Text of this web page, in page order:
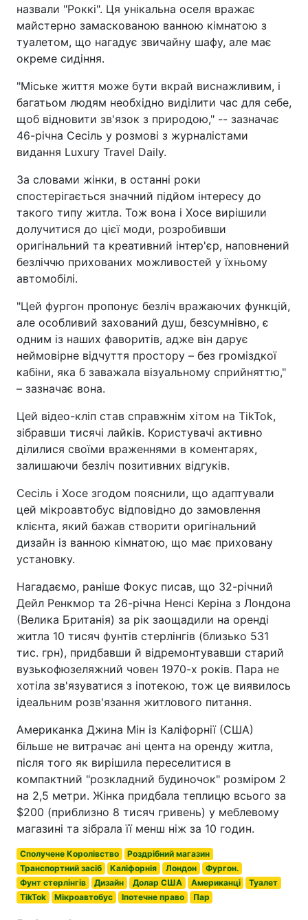
назвали "Роккі". Ця унікальна оселя вражає
майстерно замаскованою ванною кімнатою з
туалетом, що нагадує звичайну шафу, але має
окреме сидіння.
"Міське життя може бути вкрай виснажливим, і
багатьом людям необхідно виділити час для себе,
щоб відновити зв'язок з природою," -- зазначає
46-річна Сесіль у розмові з журналістами
видання Luxury Travel Daily.
За словами жінки, в останні роки
спостерігається значний підйом інтересу до
такого типу житла. Тож вона і Хосе вирішили
долучитися до цієї моди, розробивши
оригінальний та креативний інтер'єр, наповнений
безліччю прихованих можливостей у їхньому
автомобілі.
"Цей фургон пропонує безліч вражаючих функцій,
але особливий захований душ, безсумнівно, є
одним із наших фаворитів, адже він дарує
неймовірне відчуття простору – без громіздкої
кабіни, яка б заважала візуальному сприйняттю,"
– зазначає вона.
Цей відео-кліп став справжнім хітом на TikTok,
зібравши тисячі лайків. Користувачі активно
ділилися своїми враженнями в коментарях,
залишаючи безліч позитивних відгуків.
Сесіль і Хосе згодом пояснили, що адаптували
цей мікроавтобус відповідно до замовлення
клієнта, який бажав створити оригінальний
дизайн із ванною кімнатою, що має приховану
установку.
Нагадаємо, раніше Фокус писав, що 32-річний
Дейл Ренкмор та 26-річна Ненсі Керіна з Лондона
(Велика Британія) за рік заощадили на оренді
житла 10 тисяч фунтів стерлінгів (близько 531
тис. грн), придбавши й відремонтувавши старий
вузькофюзеляжний човен 1970-х років. Пара не
хотіла зв'язуватися з іпотекою, тож це виявилось
ідеальним розв'язання житлового питання.
Американка Джина Мін із Каліфорнії (США)
більше не витрачає ані цента на оренду житла,
після того як вирішила переселитися в
компактний "розкладний будиночок" розміром 2
на 2,5 метри. Жінка придбала теплицю всього за
$200 (приблизно 8 тисяч гривень) у меблевому
магазині та зібрала її менш ніж за 10 годин.
Сполучене Королівство
Роздрібний магазин
Транспортний засіб
Каліфорнія Лондон
Фургон.
Фунт стерлінгів
Дизайн Долар США Американці
Туалет
TikTok
Мікроавтобус Іпотечне право Пар